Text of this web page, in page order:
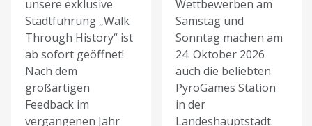
unsere exklusive
Stadtführung „Walk
Through History“ ist
ab sofort geöffnet!
Nach dem
großartigen
Feedback im
vergangenen Jahr
Wettbewerben am
Samstag und
Sonntag machen am
24. Oktober 2026
auch die beliebten
PyroGames Station
in der
Landeshauptstadt.